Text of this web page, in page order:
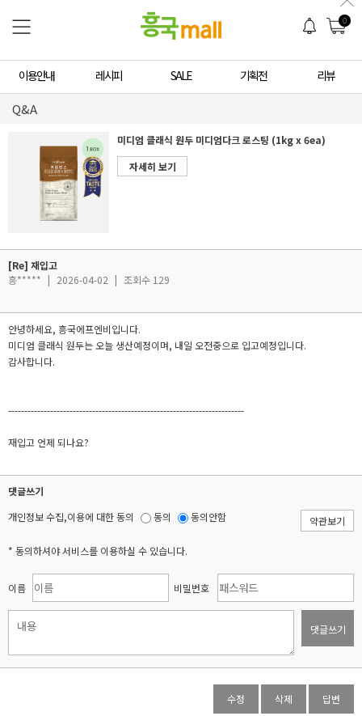
0
이용안내 레시피 SALE 기획전 리뷰
Q&A
미디엄 클래식 원두 미디엄다크 로스팅 (1kg x 6ea)
자세히 보기
[Re] 재입고
흥***** | 2026-04-02 | 조회수 129
안녕하세요, 흥국에프엔비입니다.
미디엄 클래식 원두는 오늘 생산예정이며, 내일 오전중으로 입고예정입니다.
감사합니다.
-------------------------------------------------------------------------
재입고 언제 되나요?
댓글쓰기
개인정보 수집,이용에 대한 동의
동의 동의안함 약관보기
* 동의하셔야 서비스를 이용하실 수 있습니다.
이름 비밀번호
댓글쓰기
수정 삭제 답변